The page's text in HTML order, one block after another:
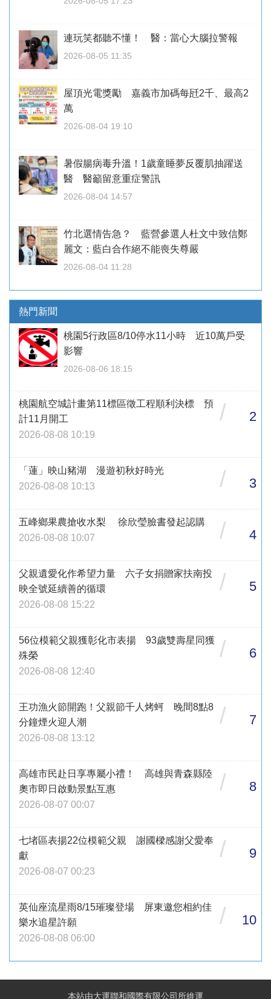
連玩笑都聽不懂！ 醫：當心大腦拉警報
2026-08-05 11:35
屋頂光電獎勵 嘉義市加碼每瓩2千、最高2
萬
2026-08-04 19:10
暑假腸病毒升溫！1歲童睡夢反覆肌抽躍送
醫 醫籲留意重症警訊
2026-08-04 14:57
竹北選情告急？ 藍營參選人杜文中致信鄭
麗文：藍白合作絕不能喪失尊嚴
2026-08-04 11:28
熱門新聞
桃園5行政區8/10停水11小時 近10萬戶受
影響
2026-08-06 18:15
桃園航空城計畫第11標區徵工程順利決標 預
計11月開工
2026-08-08 10:19
/ 2
「蓮」映山豬湖 漫遊初秋好時光
2026-08-08 10:13
/ 3
五峰鄉果農搶收水梨 徐欣瑩臉書發起認購
2026-08-08 10:07
/ 4
父親遺愛化作希望力量 六子女捐贈家扶南投
映全號延續善的循環
2026-08-08 15:22
/ 5
56位模範父親獲彰化市表揚 93歲雙壽星同獲
殊榮
2026-08-08 12:40
/ 6
王功漁火節開跑！父親節千人烤蚵 晚間8點8
分鐘煙火迎人潮
2026-08-08 13:12
/ 7
高雄市民赴日享專屬小禮！ 高雄與青森縣陸
奧市即日啟動景點互惠
2026-08-07 00:07
/ 8
七堵區表揚22位模範父親 謝國樑感謝父愛奉
獻
2026-08-07 00:23
/ 9
英仙座流星雨8/15璀璨登場 屏東邀您相約佳
樂水追星許願
2026-08-08 06:00
/ 10
本站由大運聯和國際有限公司所維運